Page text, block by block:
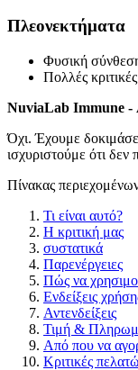
Πλεονεκτήματα
Φυσική
Πολλές
NuviaLab Immune -
Όχι. Έχουμε
ισχυριστούμε ότι δεν
Πίνακας
Τι είναι αυτό?
Η κριτική μας
συστατικά
Παρενέργειες
Πώς να
Ενδείξεις
Αντενδείξεις
Τιμή &
Από που να
Κριτικές